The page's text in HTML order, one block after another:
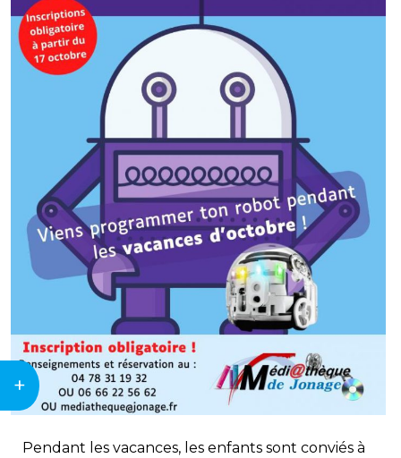
+
Pendant les vacances, les enfants sont conviés à